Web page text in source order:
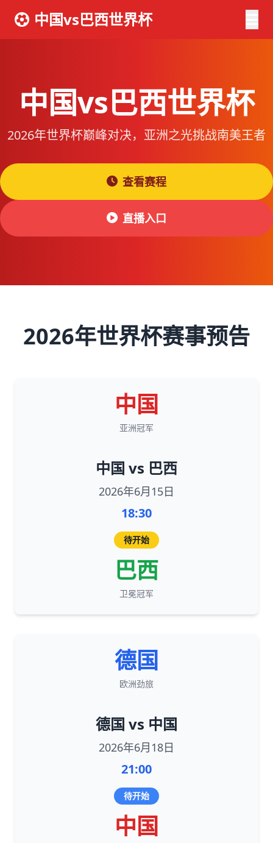
中国vs巴西世界杯
中国vs巴西世界杯
2026年世界杯巅峰对决，亚洲之光挑战南美王者
查看赛程
直播入口
2026年世界杯赛事预告
中国
亚洲冠军
中国 vs 巴西
2026年6月15日
18:30
待开始
巴西
卫冕冠军
德国
欧洲劲旅
德国 vs 中国
2026年6月18日
21:00
待开始
中国